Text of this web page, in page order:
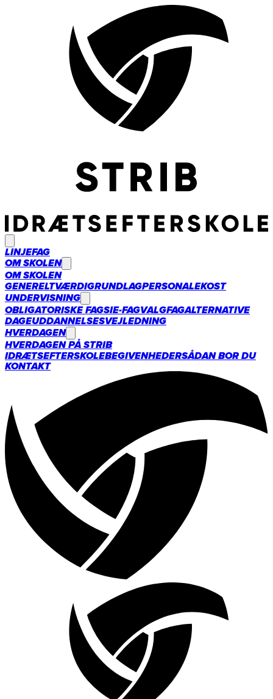
LINJEFAG
OM SKOLEN
OM SKOLEN
GENERELTVÆRDIGRUNDLAGPERSONALEKOST
UNDERVISNING
OBLIGATORISKE FAGSIE-FAGVALGFAGALTERNATIVE
DAGEUDDANNELSESVEJLEDNING
HVERDAGEN
HVERDAGEN PÅ STRIB
IDRÆTSEFTERSKOLEBEGIVENHEDERSÅDAN BOR DU
KONTAKT